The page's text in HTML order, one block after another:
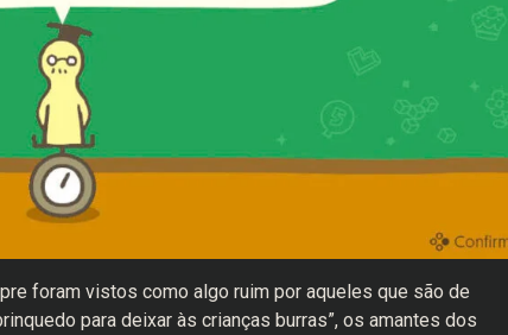
foram vistos como algo ruim por aqueles que são de
para deixar às crianças burras”, os amantes dos